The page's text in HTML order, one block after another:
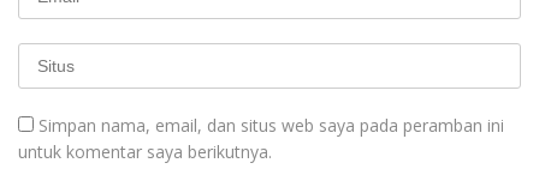
Simpan nama, email, dan situs web saya pada peramban ini
untuk komentar saya berikutnya.